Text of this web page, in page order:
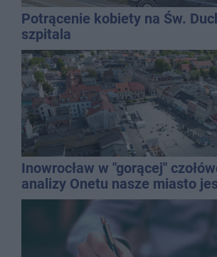
Potrącenie kobiety na Św.
szpitala
Inowrocław w "gorącej"
analizy Onetu nasze miasto
najbardziej narażonych na